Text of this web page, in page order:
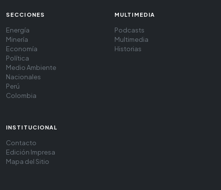
SECCIONES
Energía
Minería
Economía
Política
Medio Ambiente
Nacionales
Perú
Colombia
MULTIMEDIA
Podcasts
Multimedia
Historias
INSTITUCIONAL
Contacto
Edición Impresa
Mapa del Sitio